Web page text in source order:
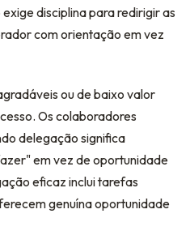
disciplina para redirigir as
com orientação em vez
ou de baixo valor
Os colaboradores
delegação significa
em vez de oportunidade
eficaz inclui tarefas
genuína oportunidade